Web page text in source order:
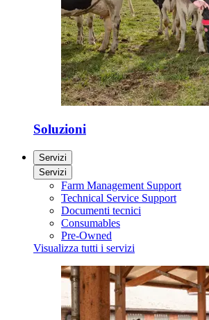
Soluzioni
Servizi
Servizi
Farm Management Support
Technical Service Support
Documenti tecnici
Consumables
Pre-Owned
Visualizza tutti i servizi